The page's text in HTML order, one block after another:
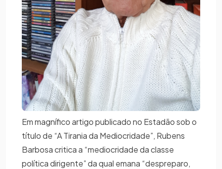
Em magnífico artigo publicado no Estadão sob o
título de “A Tirania da Mediocridade”, Rubens
Barbosa critica a “mediocridade da classe
política dirigente” da qual emana “despreparo,